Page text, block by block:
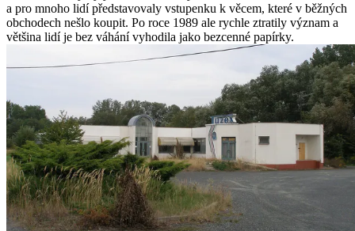
a pro mnoho lidí představovaly vstupenku k věcem, které v běžných
obchodech nešlo koupit. Po roce 1989 ale rychle ztratily význam a
většina lidí je bez váhání vyhodila jako bezcenné papírky.